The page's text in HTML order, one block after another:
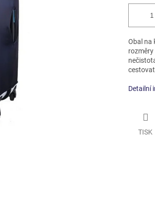
Obal na
Detailní
TISK